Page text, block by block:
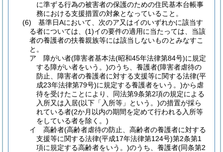
に準ずる行為の被害者の保護のための住民基本台帳事
務における支援措置の対象となっていること。
(6) 基準日Aにおいて、次のア又はイのいずれかに該当す
る者については、(1)イの要件の適用に当たっては、当該
者の養護者の扶養親族等には該当しないものとみなすこ
と。
ア 障がい者(障害者基本法(昭和45年法律第84号)に規定
する障がい者をいう。)のうち、養護者(障害者虐待の
防止、障害者の養護者に対する支援等に関する法律(平
成23年法律第79号)に規定する養護者をいう。)から虐
待を受けたことにより、同法第9条第2項の規定による
入所又は入居(以下「入所等」という。)の措置が採ら
れている者(2か月以内の期間を定めて行われる入所等
をしている者を除く。)
イ 高齢者(高齢者虐待の防止、高齢者の養護者に対する
支援等に関する法律(平成17年法律第124号)第2条第1
項に規定する高齢者をいう。)のうち、養護者(同条第2